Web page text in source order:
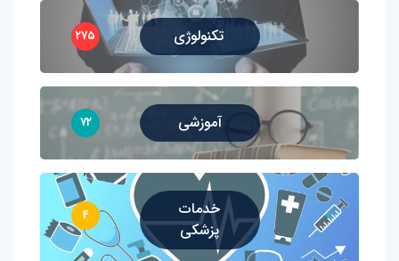
تکنولوژی ۲۷۵
آموزشی ۷۲
خدمات
پزشکی
۴